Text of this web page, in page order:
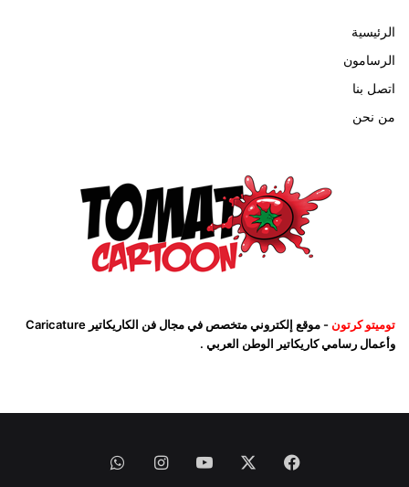
الرئيسية
الرسامون
اتصل بنا
من نحن
توميتو كرتون
- موقع إلكتروني متخصص في مجال فن الكاريكاتير Caricature
وأعمال رسامي كاريكاتير الوطن العربي .
فيسبوك ‫YouTubeانستقرامواتساب